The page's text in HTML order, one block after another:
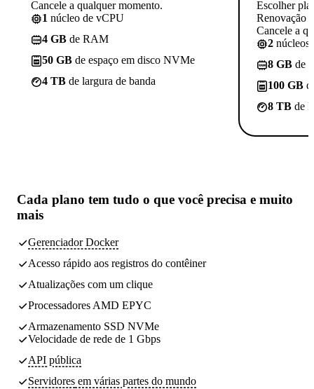
Cancele a qualquer momento.
1 núcleo de vCPU
4 GB de RAM
50 GB de espaço em disco NVMe
4 TB de largura de banda
Escolher
Renovação
Cancele a
2 núcleos
8 GB de
100 GB
8 TB de
Cada plano tem tudo o que você precisa e muito
mais
Gerenciador Docker
Acesso rápido aos registros do contêiner
Atualizações com um clique
Processadores AMD EPYC
Armazenamento SSD NVMe
Velocidade de rede de 1 Gbps
API pública
Servidores em várias partes do mundo